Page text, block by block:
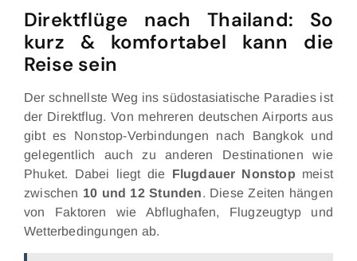
Direktflüge nach Thailand: So
kurz & komfortabel kann die
Reise sein
Der schnellste Weg ins südostasiatische Paradies ist
der Direktflug. Von mehreren deutschen Airports aus
gibt es Nonstop-Verbindungen nach Bangkok und
gelegentlich auch zu anderen Destinationen wie
Phuket. Dabei liegt die Flugdauer Nonstop meist
zwischen 10 und 12 Stunden. Diese Zeiten hängen
von Faktoren wie Abflughafen, Flugzeugtyp und
Wetterbedingungen ab.